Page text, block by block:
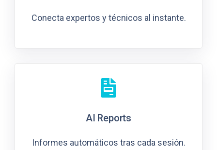
Conecta expertos y técnicos al instante.
AI Reports
Informes automáticos tras cada sesión.